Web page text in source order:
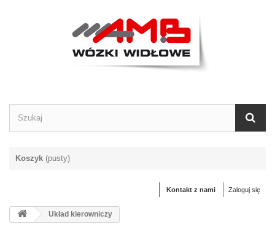
Koszyk (pusty)
Zaloguj się
Kontakt z nami
Układ kierowniczy